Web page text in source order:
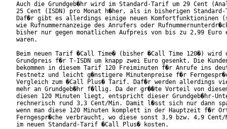
Auch die Grundgeb�hr wird im Standard-Tarif um 29 Cent
25 Cent (ISDN) pro Monat h�her, als in bisherigen
Daf�r gibt es allerdings einige neuen Komfortfunktioninen
wie Rufnummernanzeige des Anrufers oder
bisher nur gegen monatlichen Aufpreis von bis zu 2,99
waren.
Beim neuen Tarif �Call Time� (bisher �Call Time 120�) wird
Grundpreis f�r T-ISDN um knapp zwei Euro gesenkt. Die
bekommen in diesem Tarif 120 Freiminuten f�r Anrufe ins
Festnetz und leicht g�nstigere Minutenpreise f�r
Vergleich zum �Call Plus� Tarif. Daf�r werden allerdings
mehr an Grundgeb�hr f�llig. Da der gr��te Vorteil von
diesen 120 Minuten liegt, entspricht dieser Grundgeb�hr-
rechnerisch rund 3,3 Cent/Min. Damit l�sst sich nur dann
wenn man diese 120 Minuten komplett in der Hauptzeit f�r
Ferngespr�che verbraucht, wo diese sonst 3,9 bzw. 4,9 Cent/
im neuen Standard-Tarif �Call Plus� kosten.